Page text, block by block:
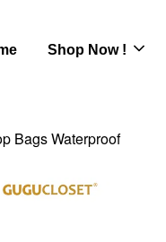
Shop Now !
Bags Waterproof